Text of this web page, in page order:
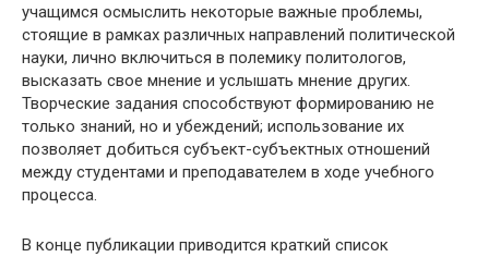
учащимся осмыслить некоторые важные проблемы,
стоящие в рамках различных направлений политической
науки, лично включиться в полемику политологов,
высказать свое мнение и услышать мнение других.
Творческие задания способствуют формированию не
только знаний, но и убеждений; использование их
позволяет добиться субъект-субъектных отношений
между студентами и преподавателем в ходе учебного
процесса.
В конце публикации приводится краткий список